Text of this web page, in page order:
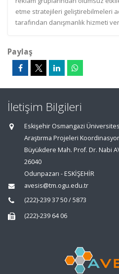
etme stratejileri geliştirebilmeleri
tarafından danışmanlık hizmeti
Paylaş
İletişim Bilgileri
Eskişehir Osmangazi
Araştırma Projeleri
Büyükdere Mah. Prof. Dr. Nabi
26040
Odunpazarı - ESKİŞEHİR
avesis@tm.ogu.edu.tr
(222)-239 37 50 / 5873
(222)-239 64 06